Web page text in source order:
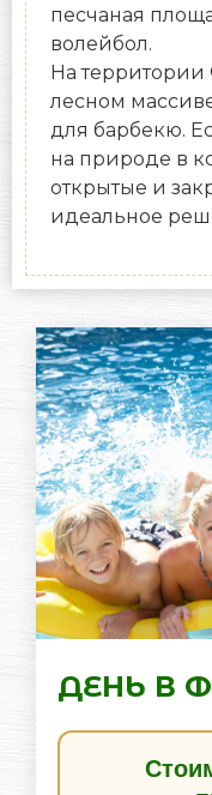
песчаная
волейбол.
На территории
лесном
для барбекю.
на природе в
открытые и
идеальное
ДЕНЬ В